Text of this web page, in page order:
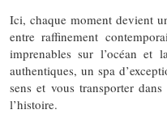
Ici, chaque moment devient
entre raffinement
imprenables sur l’océan et
authentiques, un spa
sens et vous transporter
l’histoire.